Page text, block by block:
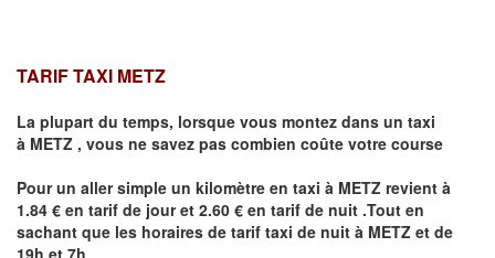
TARIF TAXI METZ
La plupart du temps, lorsque vous montez dans un taxi
à METZ , vous ne savez pas combien coûte votre course
Pour un aller simple un kilomètre en taxi à METZ revient à
1.84 € en tarif de jour et 2.60 € en tarif de nuit .Tout en
sachant que les horaires de tarif taxi de nuit à METZ et de